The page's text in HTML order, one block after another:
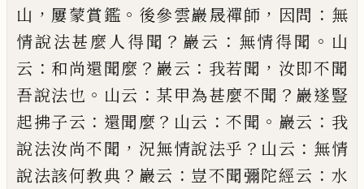
山 ， 屢蒙賞鑑 。 後參雲巖晟禪師 ， 因問 ： 無
情說法甚麼人得聞 ？ 巖云 ： 無情得聞 。 山
云 ： 和尚還聞麼 ？ 巖云 ： 我若聞 ， 汝即不聞
吾說法也 。 山云 ： 某甲為甚麼不聞 ？ 巖遂豎
起拂子云 ： 還聞麼 ？ 山云 ：不聞 。 巖云 ： 我
說法汝尚不聞 ， 況無情說法乎 ？ 山云 ： 無情
說法該何教典 ？ 巖云 ： 豈不聞彌陀經云 ： 水